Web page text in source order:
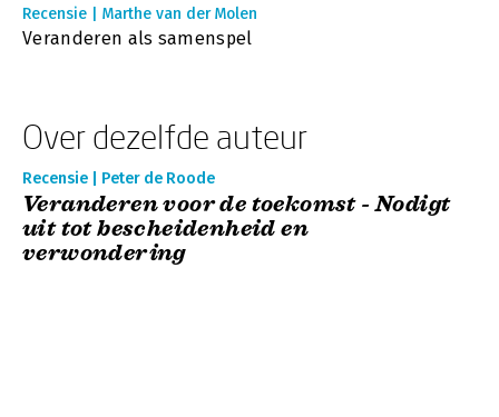
Recensie | Marthe van der Molen
Veranderen als samenspel
Over dezelfde auteur
Recensie | Peter de Roode
Veranderen voor de toekomst - Nodigt
uit tot bescheidenheid en
verwondering